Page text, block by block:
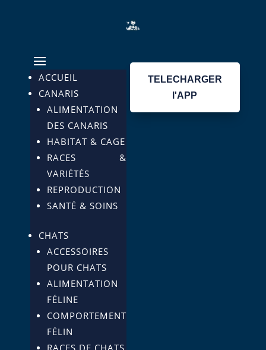
ACCUEIL
CANARIS
ALIMENTATION
DES CANARIS
HABITAT & CAGE
RACES &
VARIÉTÉS
REPRODUCTION
SANTÉ & SOINS
CHATS
ACCESSOIRES
POUR CHATS
ALIMENTATION
FÉLINE
COMPORTEMENT
FÉLIN
TELECHARGER
l'APP